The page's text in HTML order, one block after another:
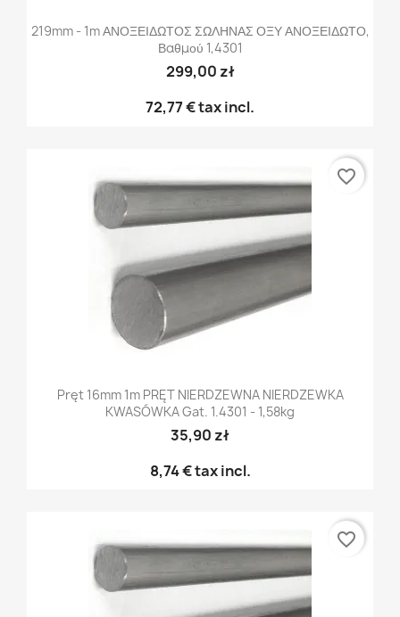
219mm - 1m ΑΝΟΞΕΙΔΩΤΟΣ ΣΩΛΗΝΑΣ ΟΞΥ ΑΝΟΞΕΙΔΩΤΟ,
Βαθμού 1,4301
299,00 zł
72,77 €tax incl.
Pręt 16mm 1m PRĘT NIERDZEWNA NIERDZEWKA
KWASÓWKA Gat. 1.4301 - 1,58kg
35,90 zł
8,74 €tax incl.
favorite_border
favorite_border